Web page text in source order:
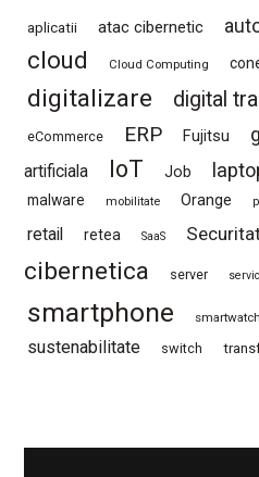
aplicatii atac cibernetic
cloud Cloud Computing
digitalizare digital
eCommerce ERP Fujitsu
artificiala
IoT Job
malware mobilitate Orange
retail retea SaaS
cibernetica
server
smartphone smartwatch
sustenabilitate switch